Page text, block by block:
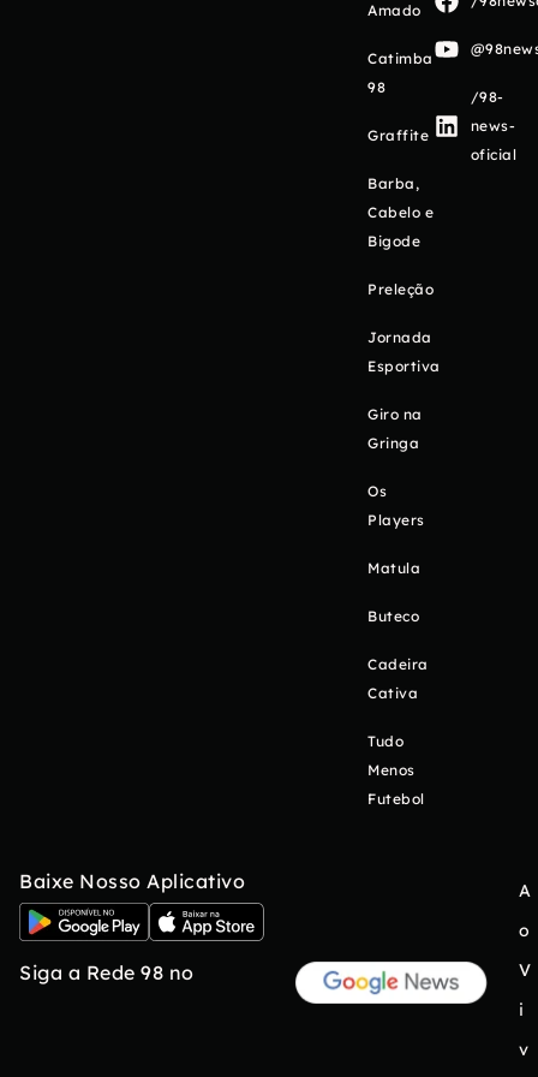
Amado
Catimba
98
Graffite
Barba,
Cabelo e
Bigode
Preleção
Jornada
Esportiva
Giro na
Gringa
Os
Players
Matula
Buteco
Cadeira
Cativa
Tudo
Menos
Futebol
/98-
news-
oficial
Baixe Nosso Aplicativo
Siga a Rede 98 no
A
o
V
i
v